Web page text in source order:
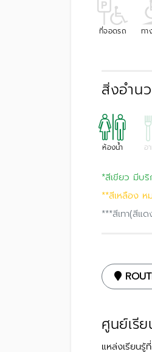
ที่จอดรถ ทา
สิ่งอำน
ห้องน้ำ อ
*สีเขียว มีบริ
**สีเหลือง ห
***สีเทา(สีแ
ศูนย์เรี
แหล่งเรียนรู้